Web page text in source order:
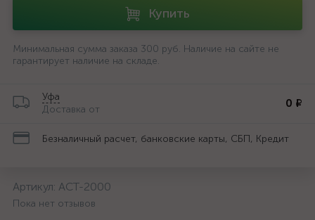
Купить
Минимальная сумма заказа 300 руб. Наличие на сайте не
гарантирует наличие на складе.
Уфа
Доставка от
0 ₽
Безналичный расчет, банковские карты, СБП, Кредит
Артикул: АСТ-2000
Пока нет отзывов